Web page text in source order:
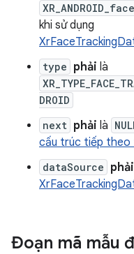
khi sử dụng
type phải là
DROID
next phải là
cấu trúc tiếp theo
dataSource phải
Đoạn mã mẫu